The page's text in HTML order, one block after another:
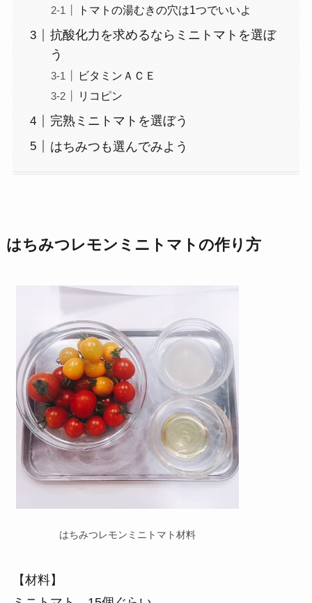
トマトの湯むきの穴は1つでいいよ
抗酸化力を求めるならミニトマトを選ぼ
う
ビタミンＡＣＥ
リコピン
完熟ミニトマトを選ぼう
はちみつも選んでみよう
はちみつレモンミニトマトの作り方
はちみつレモンミニトマト材料
【材料】